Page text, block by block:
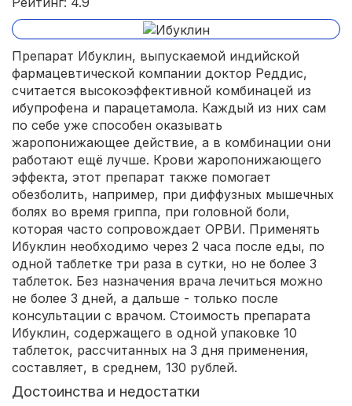
Препарат Ибуклин, выпускаемой индийской
фармацевтической компании доктор Реддис,
считается высокоэффективной комбинацей из
ибупрофена и парацетамола. Каждый из них сам
по себе уже способен оказывать
жаропонижающее действие, а в комбинации они
работают ещё лучше. Крови жаропонижающего
эффекта, этот препарат также помогает
обезболить, например, при диффузных мышечных
болях во время гриппа, при головной боли,
которая часто сопровождает ОРВИ. Применять
Ибуклин необходимо через 2 часа после еды, по
одной таблетке три раза в сутки, но не более 3
таблеток. Без назначения врача лечиться можно
не более 3 дней, а дальше - только после
консультации с врачом. Стоимость препарата
Ибуклин, содержащего в одной упаковке 10
таблеток, рассчитанных на 3 дня применения,
составляет, в среднем, 130 рублей.
Достоинства и недостатки